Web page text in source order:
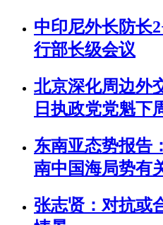
中印尼外长防长
行部长级会议
北京深化周边外
日执政党党魁下
东南亚态势报告
南中国海局势有
张志贤：对抗或